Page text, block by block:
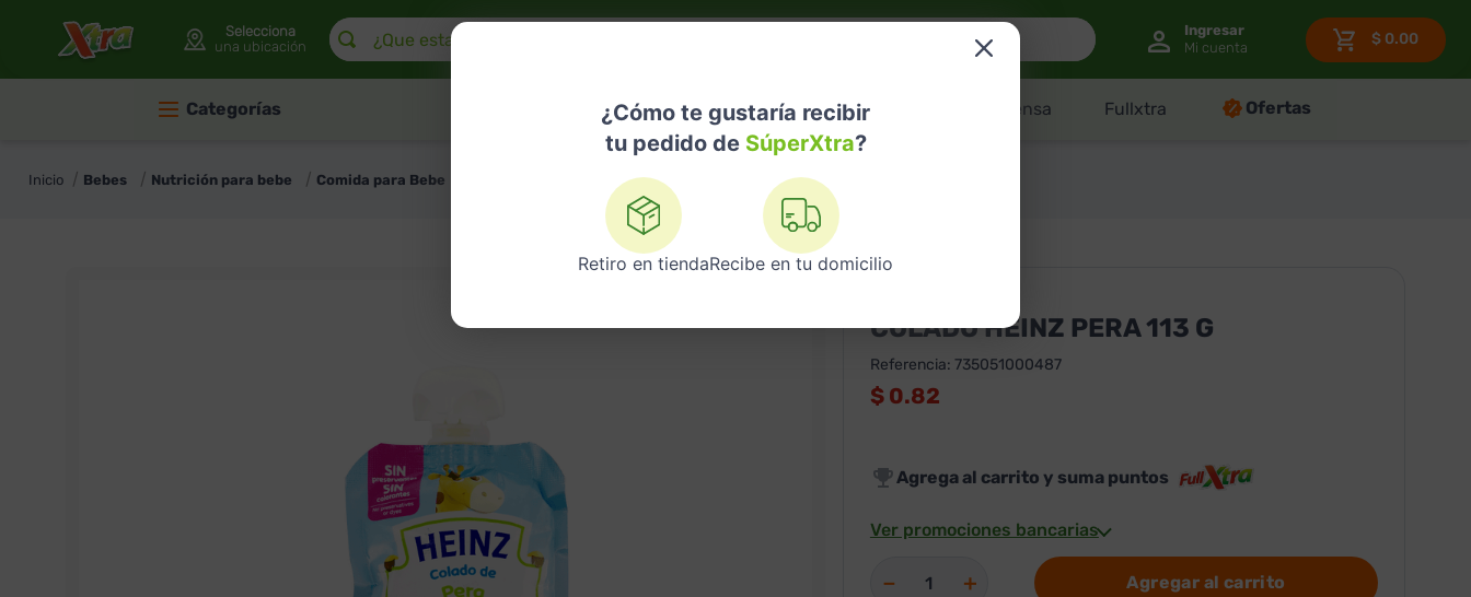
Selecciona
una ubicación
¿Cómo te gustaría recibir
tu pedido de SúperXtra?
Retiro en tiendaRecibe en tu domicilio
¿Que estas buscando?
$ 0.00
Categorías Nuestras Marcas Telemedicina Licores Despensa Fullxtra Ofertas
Bebes Nutrición para bebe Comida para Bebe Colado Heinz Pera 113 G
COLADO HEINZ PERA 113 G
Referencia: 735051000487
$ 0.82
Agrega al carrito y suma puntos
Ver promociones bancarias
＋
－ Agregar al carrito